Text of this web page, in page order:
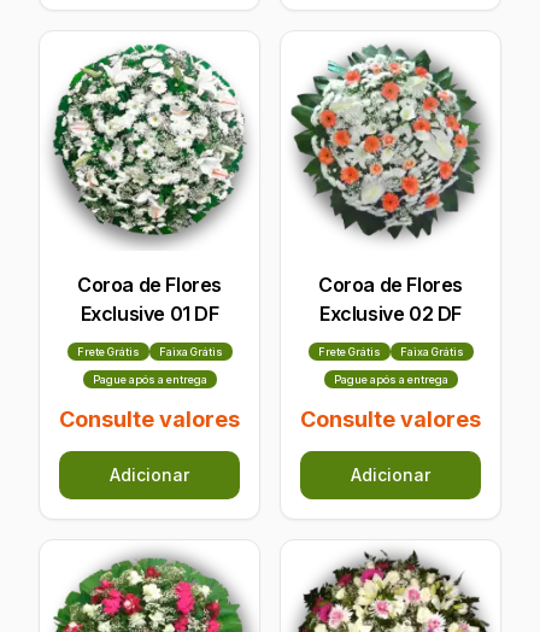
Coroa de Flores
Exclusive 01 DF
Frete Grátis Faixa Grátis
Pague após a entrega
Consulte valores
Adicionar
Coroa de Flores
Exclusive 02 DF
Frete Grátis Faixa Grátis
Pague após a entrega
Consulte valores
Adicionar